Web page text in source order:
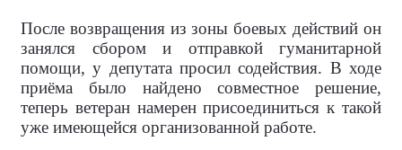
После возвращения из зоны боевых действий он
занялся сбором и отправкой гуманитарной
помощи, у депутата просил содействия. В ходе
приёма было найдено совместное решение,
теперь ветеран намерен присоединиться к такой
уже имеющейся организованной работе.